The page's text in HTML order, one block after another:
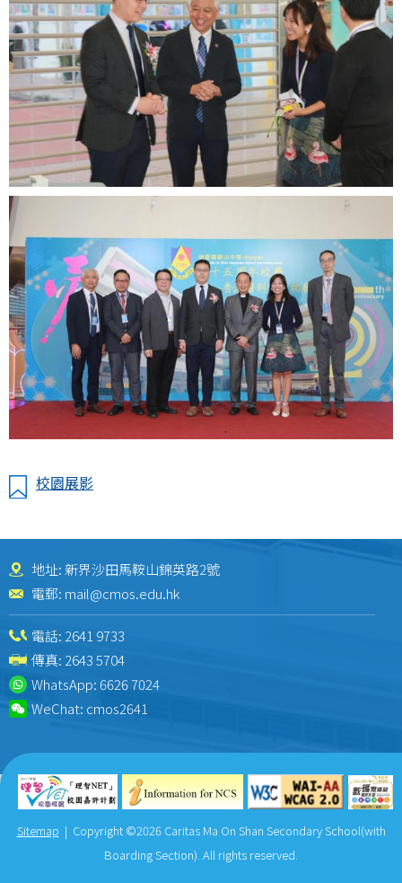
校園展影
地址: 新界沙田馬鞍山錦英路2號
電郵: mail@cmos.edu.hk
電話: 2641 9733
傳真: 2643 5704
WhatsApp:6626 7024
WeChat: cmos2641
Sitemap | Copyright ©2026 Caritas Ma On Shan Secondary School(with
Boarding Section). All rights reserved.